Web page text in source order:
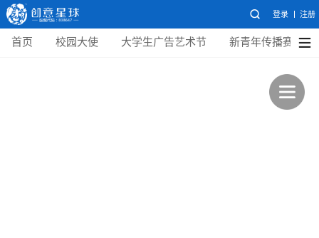
登录 注册
首页 校园大使 大学生广告艺术节 新青年传播赛